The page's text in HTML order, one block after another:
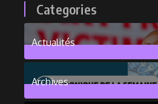
Categories
Actualités
376Posts
Archives